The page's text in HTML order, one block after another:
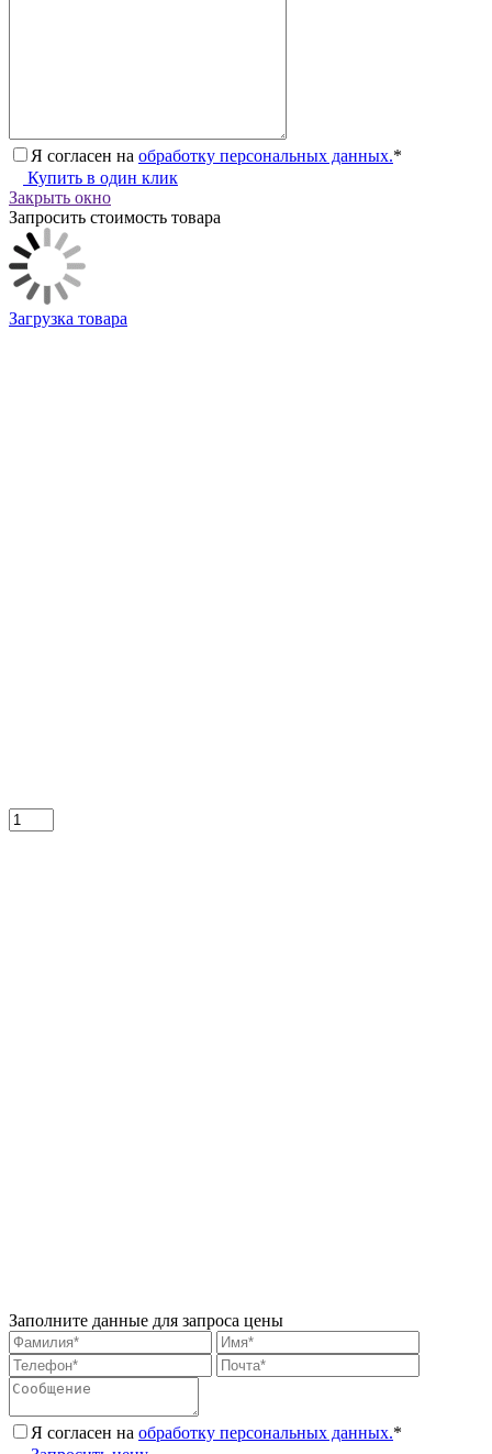
Я согласен на обработку персональных данных.*
Купить в один клик
Закрыть окно
Запросить стоимость товара
Загрузка товара
Заполните данные для запроса цены
Я согласен на обработку персональных данных.*